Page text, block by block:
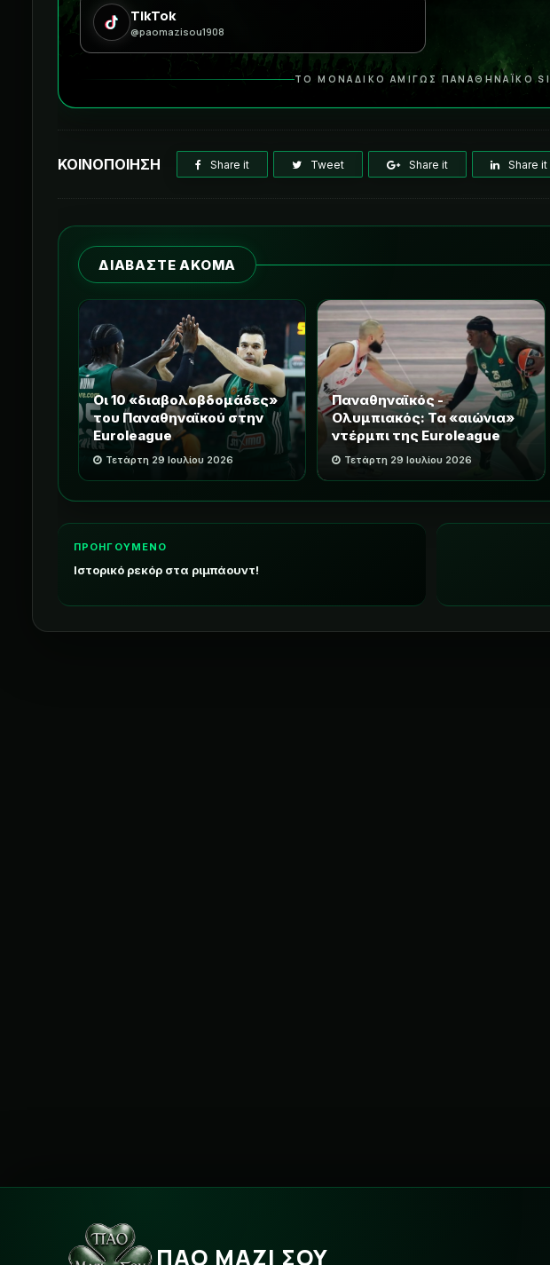
TikTok
@paomazisou1908
ΤΟ ΜΟΝΑΔΙΚΟ ΑΜΙΓΩΣ ΠΑΝΑΘΗΝΑΪΚΟ
ΚΟΙΝΟΠΟΙΗΣΗ Share it Tweet Share it Share it
ΔΙΑΒΑΣΤΕ ΑΚΟΜΑ
Οι 10 «διαβολοβδομάδες»
του Παναθηναϊκού στην
Euroleague
Τετάρτη 29 Ιουλίου 2026
Παναθηναϊκός -
Ολυμπιακός: Τα «αιώνια»
ντέρμπι της Euroleague
Τετάρτη 29 Ιουλίου 2026
ΠΡΟΗΓΟΥΜΕΝΟ
Ιστορικό ρεκόρ στα ριμπάουντ!
ΠΑΟ ΜΑΖΙ ΣΟΥ